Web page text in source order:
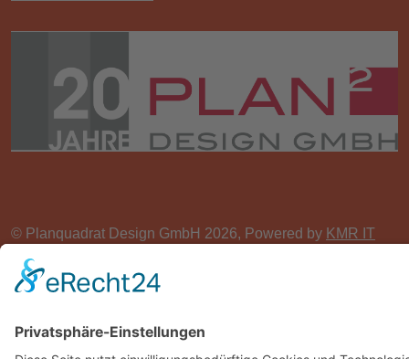
© Planquadrat Design GmbH 2026, Powered by KMR IT